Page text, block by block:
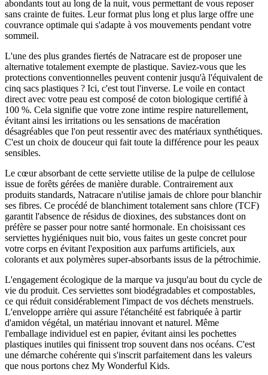
abondants tout au long de la nuit, vous permettant de vous reposer
sans crainte de fuites. Leur format plus long et plus large offre une
couvrance optimale qui s'adapte à vos mouvements pendant votre
sommeil.
L'une des plus grandes fiertés de Natracare est de proposer une
alternative totalement exempte de plastique. Saviez-vous que les
protections conventionnelles peuvent contenir jusqu'à l'équivalent de
cinq sacs plastiques ? Ici, c'est tout l'inverse. Le voile en contact
direct avec votre peau est composé de coton biologique certifié à
100 %. Cela signifie que votre zone intime respire naturellement,
évitant ainsi les irritations ou les sensations de macération
désagréables que l'on peut ressentir avec des matériaux synthétiques.
C'est un choix de douceur qui fait toute la différence pour les peaux
sensibles.
Le cœur absorbant de cette serviette utilise de la pulpe de cellulose
issue de forêts gérées de manière durable. Contrairement aux
produits standards, Natracare n'utilise jamais de chlore pour blanchir
ses fibres. Ce procédé de blanchiment totalement sans chlore (TCF)
garantit l'absence de résidus de dioxines, des substances dont on
préfère se passer pour notre santé hormonale. En choisissant ces
serviettes hygiéniques nuit bio, vous faites un geste concret pour
votre corps en évitant l'exposition aux parfums artificiels, aux
colorants et aux polymères super-absorbants issus de la pétrochimie.
L'engagement écologique de la marque va jusqu'au bout du cycle de
vie du produit. Ces serviettes sont biodégradables et compostables,
ce qui réduit considérablement l'impact de vos déchets menstruels.
L'enveloppe arrière qui assure l'étanchéité est fabriquée à partir
d'amidon végétal, un matériau innovant et naturel. Même
l'emballage individuel est en papier, évitant ainsi les pochettes
plastiques inutiles qui finissent trop souvent dans nos océans. C'est
une démarche cohérente qui s'inscrit parfaitement dans les valeurs
que nous portons chez My Wonderful Kids.